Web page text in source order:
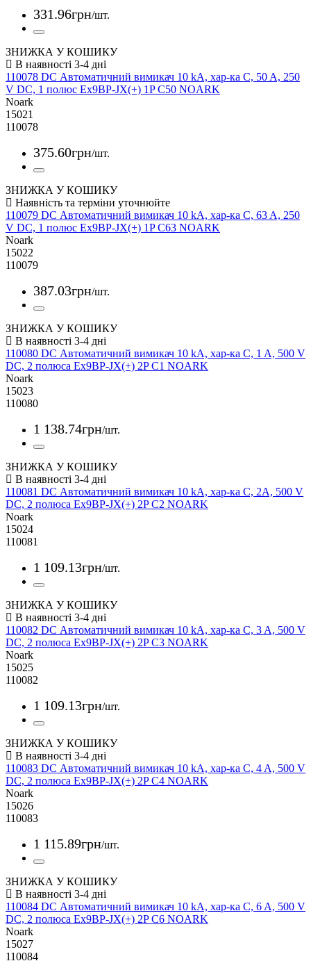
331.96грн/шт.
ЗНИЖКА У КОШИКУ
110078 DC Автоматичний вимикач 10 kA, хар-ка C, 50 A, 250
V DC, 1 полюс Ex9BP-JX(+) 1P C50 NOARK
Noark
15021
110078
375.60грн/шт.
ЗНИЖКА У КОШИКУ
110079 DC Автоматичний вимикач 10 kA, хар-ка C, 63 A, 250
V DC, 1 полюс Ex9BP-JX(+) 1P C63 NOARK
Noark
15022
110079
387.03грн/шт.
ЗНИЖКА У КОШИКУ
110080 DC Автоматичний вимикач 10 kA, хар-ка C, 1 A, 500 V
DC, 2 полюса Ex9BP-JX(+) 2P C1 NOARK
Noark
15023
110080
1 138.74грн/шт.
ЗНИЖКА У КОШИКУ
110081 DC Автоматичний вимикач 10 kA, хар-ка C, 2A, 500 V
DC, 2 полюса Ex9BP-JX(+) 2P C2 NOARK
Noark
15024
110081
1 109.13грн/шт.
ЗНИЖКА У КОШИКУ
110082 DC Автоматичний вимикач 10 kA, хар-ка C, 3 A, 500 V
DC, 2 полюса Ex9BP-JX(+) 2P C3 NOARK
Noark
15025
110082
1 109.13грн/шт.
ЗНИЖКА У КОШИКУ
110083 DC Автоматичний вимикач 10 kA, хар-ка C, 4 A, 500 V
DC, 2 полюса Ex9BP-JX(+) 2P C4 NOARK
Noark
15026
110083
1 115.89грн/шт.
ЗНИЖКА У КОШИКУ
110084 DC Автоматичний вимикач 10 kA, хар-ка C, 6 A, 500 V
DC, 2 полюса Ex9BP-JX(+) 2P C6 NOARK
Noark
15027
110084